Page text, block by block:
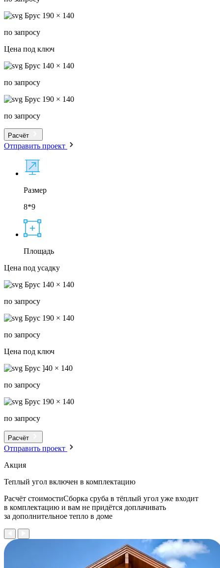
Брус 190 × 140
по запросу
Цена под ключ
Брус 140 × 140
по запросу
Брус 190 × 140
по запросу
Расчёт
Отправить проект
Размер
8*9
Площадь
Цена под усадку
Брус 140 × 140
по запросу
Брус 190 × 140
по запросу
Цена под ключ
Брус ]40 × 140
по запросу
Брус 190 × 140
по запросу
Расчёт
Отправить проект
Акция
Теплый угол включен в комплектацию
Расчёт стоимостиСборка сруба в тёплый угол уже входит
в комплектацию и вам не придётся доплачивать
за дополнительное тепло в доме